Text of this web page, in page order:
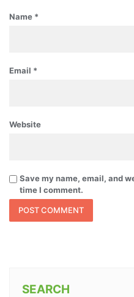
Name *
Email *
Website
Save my name, email, and
time I comment.
SEARCH